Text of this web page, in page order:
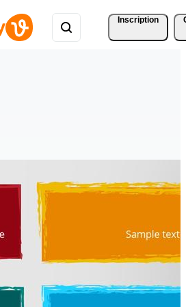
Inscription